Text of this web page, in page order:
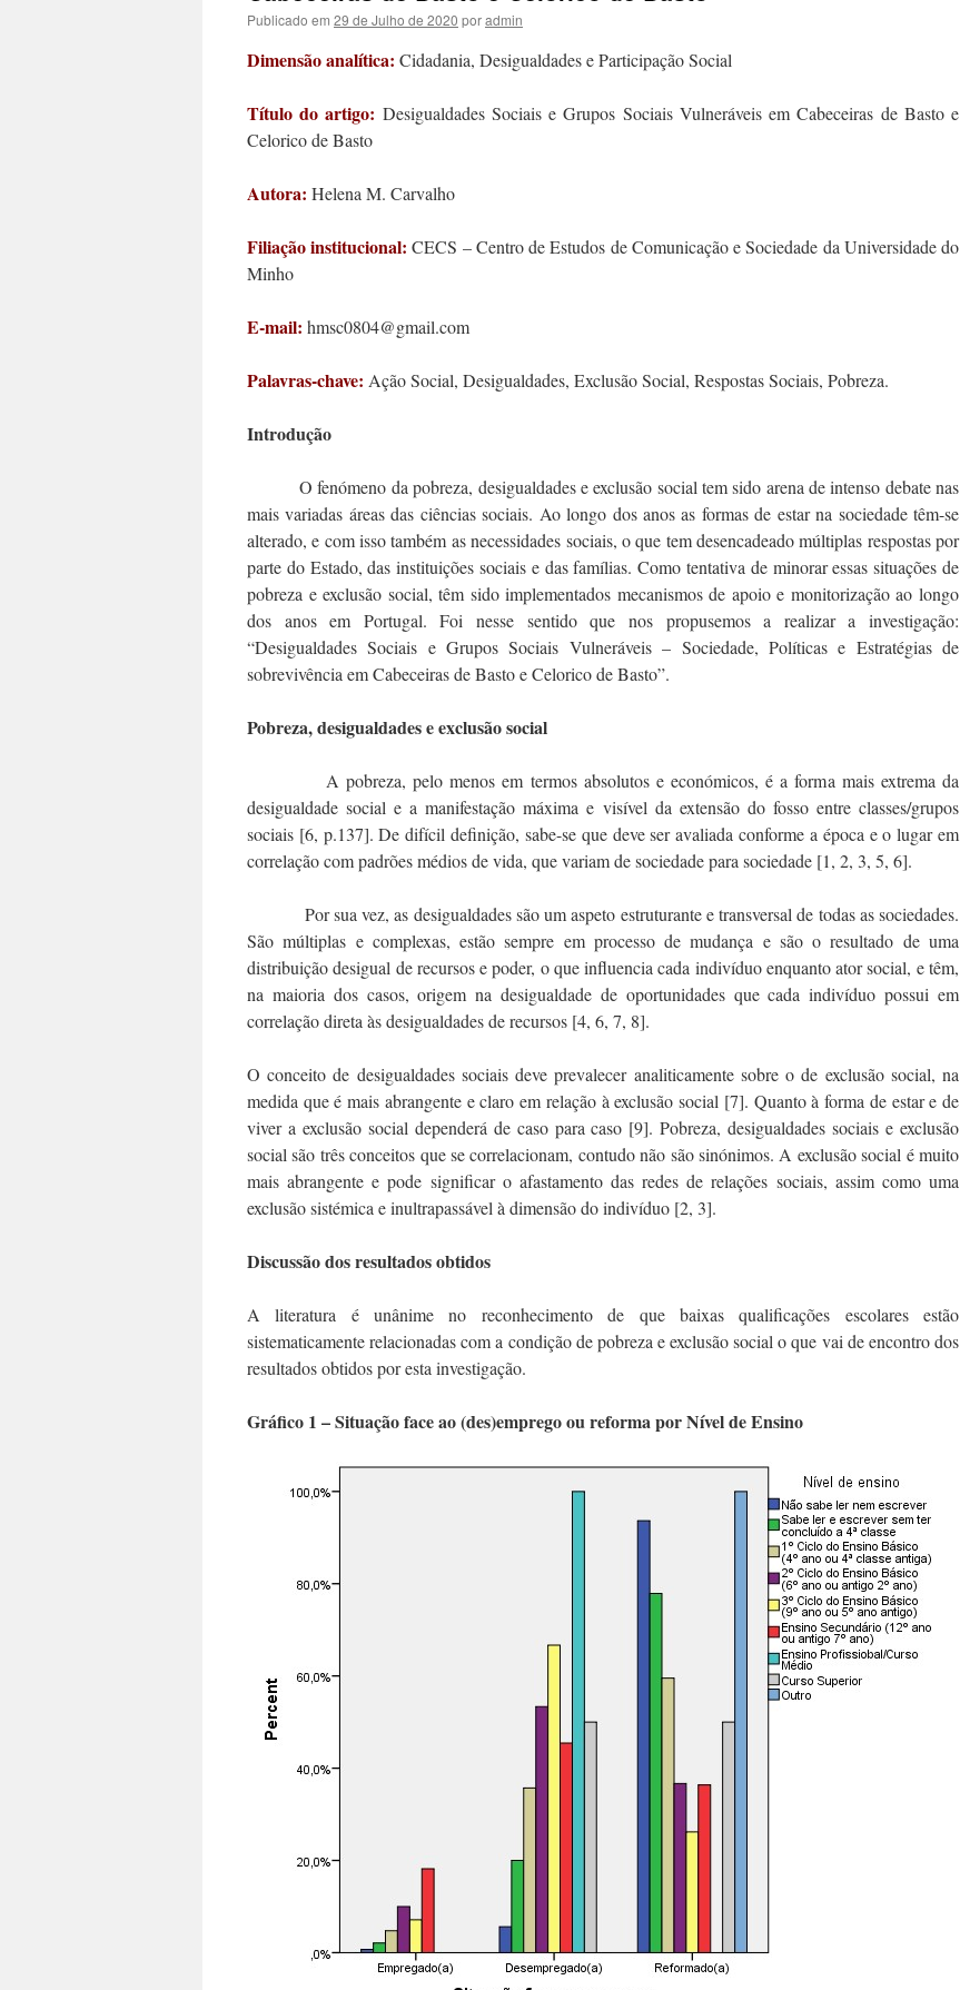
Publicado em 29 de Julho de 2020 poradmin
Dimensão analítica: Cidadania, Desigualdades e Participação Social
Título do artigo: Desigualdades Sociais e Grupos Sociais Vulneráveis em Cabeceiras de Basto e
Celorico de Basto
Autora: Helena M. Carvalho
Filiação institucional: CECS – Centro de Estudos de Comunicação e Sociedade da Universidade do
Minho
E-mail: hmsc0804@gmail.com
Palavras-chave: Ação Social, Desigualdades, Exclusão Social, Respostas Sociais, Pobreza.
Introdução
O fenómeno da pobreza, desigualdades e exclusão social tem sido arena de intenso debate nas
mais variadas áreas das ciências sociais. Ao longo dos anos as formas de estar na sociedade têm-se
alterado, e com isso também as necessidades sociais, o que tem desencadeado múltiplas respostas por
parte do Estado, das instituições sociais e das famílias. Como tentativa de minorar essas situações de
pobreza e exclusão social, têm sido implementados mecanismos de apoio e monitorização ao longo
dos anos em Portugal. Foi nesse sentido que nos propusemos a realizar a investigação:
“Desigualdades Sociais e Grupos Sociais Vulneráveis – Sociedade, Políticas e Estratégias de
sobrevivência em Cabeceiras de Basto e Celorico de Basto”.
Pobreza, desigualdades e exclusão social
A pobreza, pelo menos em termos absolutos e económicos, é a forma mais extrema da
desigualdade social e a manifestação máxima e visível da extensão do fosso entre classes/grupos
sociais [6, p.137]. De difícil definição, sabe-se que deve ser avaliada conforme a época e o lugar em
correlação com padrões médios de vida, que variam de sociedade para sociedade [1, 2, 3, 5, 6].
Por sua vez, as desigualdades são um aspeto estruturante e transversal de todas as sociedades.
São múltiplas e complexas, estão sempre em processo de mudança e são o resultado de uma
distribuição desigual de recursos e poder, o que influencia cada indivíduo enquanto ator social, e têm,
na maioria dos casos, origem na desigualdade de oportunidades que cada indivíduo possui em
correlação direta às desigualdades de recursos [4, 6, 7, 8].
O conceito de desigualdades sociais deve prevalecer analiticamente sobre o de exclusão social, na
medida que é mais abrangente e claro em relação à exclusão social [7]. Quanto à forma de estar e de
viver a exclusão social dependerá de caso para caso [9]. Pobreza, desigualdades sociais e exclusão
social são três conceitos que se correlacionam, contudo não são sinónimos. A exclusão social é muito
mais abrangente e pode significar o afastamento das redes de relações sociais, assim como uma
exclusão sistémica e inultrapassável à dimensão do indivíduo [2, 3].
Discussão dos resultados obtidos
A literatura é unânime no reconhecimento de que baixas qualificações escolares estão
sistematicamente relacionadas com a condição de pobreza e exclusão social o que vai de encontro dos
resultados obtidos por esta investigação.
Gráfico 1 – Situação face ao (des)emprego ou reforma por Nível de Ensino